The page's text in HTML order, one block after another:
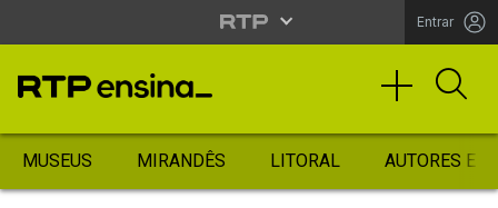
Entrar
MUSEUS MIRANDÊS LITORAL AUTORES